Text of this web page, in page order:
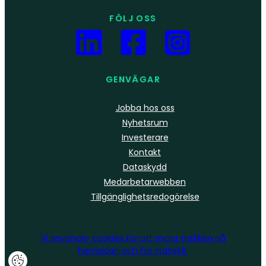
FÖLJ OSS
GENVÄGAR
Jobba hos oss
Nyhetsrum
Investerare
Kontakt
Dataskydd
Medarbetarwebben
Tillgänglighetsredogörelse
Vi använder cookies för att mäta trafiken på
hemsidan och för statistik.